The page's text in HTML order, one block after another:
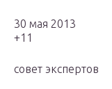
30 мая 2013
+11
совет экспертов